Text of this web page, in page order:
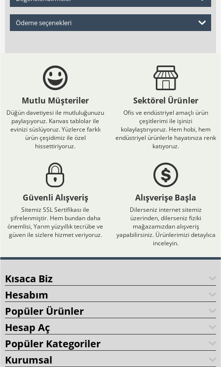
Ödeme seçenekleri
Mutlu Müşteriler
Düğün davetiyesi ile mutluluğunuzu
paylaşıyoruz. Kanvas tablolar ile
evinizi süslüyoruz. Yüzlerce farklı
ürün çeşidimiz ile özel
hissettiriyoruz.
Sektörel Ürünler
Ofis ve endüstriyel amaçlı ürün
çeşitlerimi ile işinizi
kolaylaştırıyoruz. Hem hobi, hem
endüstriyel ürünlerle hayatınıza renk
katıyoruz.
Güvenli Alışveriş
Sitemiz SSL Sertifikası ile
şifrelenmiştir. Hem bundan daha
önemlisi, Yarım yüzyıllık tecrübe ve
güven ile sizlere hizmet veriyoruz.
Alışverişe Başla
Dilerseniz internet sitemiz
üzerinden, dilerseniz fiziki
mağazamızdan alışveriş
yapabilirsiniz. Ürünlerimizi detaylıca
inceleyin.
Kısaca Biz
Hesabım
Popüler Ürünler
Hesap Aç
Popüler Kategoriler
Kurumsal